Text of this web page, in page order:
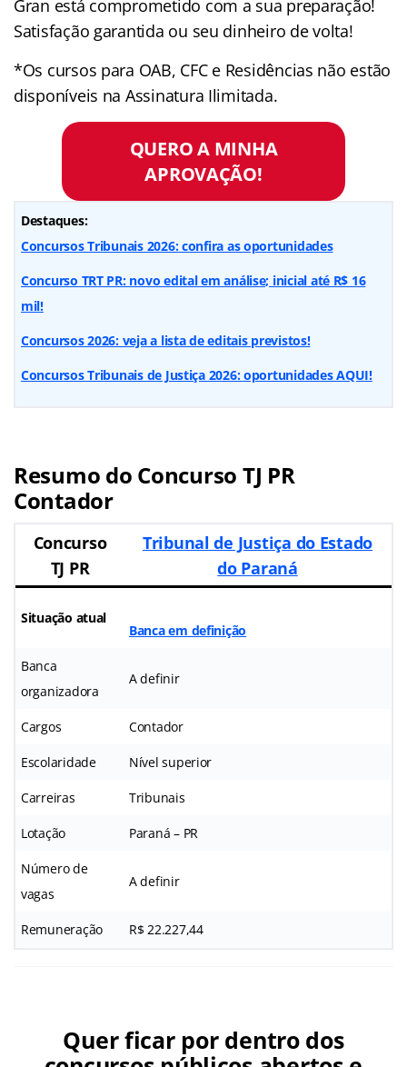
Gran está comprometido com a sua preparação!
Satisfação garantida ou seu dinheiro de volta!
*Os cursos para OAB, CFC e Residências não estão
disponíveis na Assinatura Ilimitada.
QUERO A MINHA
APROVAÇÃO!
Destaques:
Concursos Tribunais 2026: confira as oportunidades
Concurso TRT PR: novo edital em análise; inicial até R$ 16
mil!
Concursos 2026: veja a lista de editais previstos!
Concursos Tribunais de Justiça 2026: oportunidades AQUI!
Resumo do Concurso TJ PR
Contador
Concurso
TJ PR
Tribunal de Justiça do Estado
do Paraná
Situação atual
Banca em definição
Banca
organizadora
A definir
Cargos Contador
Escolaridade Nível superior
Carreiras Tribunais
Lotação Paraná – PR
Número de
vagas
A definir
Remuneração R$ 22.227,44
Quer ficar por dentro dos